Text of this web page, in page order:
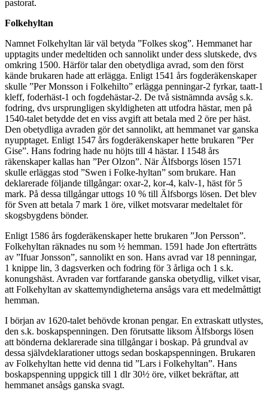
pastorat.
Folkehyltan
Namnet Folkehyltan lär väl betyda ”Folkes skog”. Hemmanet har
upptagits under medeltiden och sannolikt under dess slutskede, dvs
omkring 1500. Härför talar den obetydliga avrad, som den först
kände brukaren hade att erlägga. Enligt 1541 års fogderäkenskaper
skulle ”Per Monsson i Folkehilto” erlägga penningar-2 fyrkar, taatt-1
kleff, foderhäst-1 och fogdehästar-2. De två sistnämnda avsåg s.k.
fodring, dvs ursprungligen skyldigheten att utfodra hästar, men på
1540-talet betydde det en viss avgift att betala med 2 öre per häst.
Den obetydliga avraden gör det sannolikt, att hemmanet var ganska
nyupptaget. Enligt 1547 års fogderäkenskaper hette brukaren ”Per
Gise”. Hans fodring hade nu höjts till 4 hästar. I 1548 års
räkenskaper kallas han ”Per Olzon”. När Älfsborgs lösen 1571
skulle erläggas stod ”Swen i Folke-hyltan” som brukare. Han
deklarerade följande tillgångar: oxar-2, kor-4, kalv-1, häst för 5
mark. På dessa tillgångar uttogs 10 % till Älfsborgs lösen. Det blev
för Sven att betala 7 mark 1 öre, vilket motsvarar medeltalet för
skogsbygdens bönder.
Enligt 1586 års fogderäkenskaper hette brukaren ”Jon Persson”.
Folkehyltan räknades nu som ½ hemman. 1591 hade Jon efterträtts
av ”Ifuar Jonsson”, sannolikt en son. Hans avrad var 18 penningar,
1 knippe lin, 3 dagsverken och fodring för 3 årliga och 1 s.k.
konungshäst. Avraden var fortfarande ganska obetydlig, vilket visar,
att Folkehyltan av skattemyndigheterna ansågs vara ett medelmåttigt
hemman.
I början av 1620-talet behövde kronan pengar. En extraskatt utlystes,
den s.k. boskapspenningen. Den förutsatte liksom Älfsborgs lösen
att bönderna deklarerade sina tillgångar i boskap. På grundval av
dessa självdeklarationer uttogs sedan boskapspenningen. Brukaren
av Folkehyltan hette vid denna tid ”Lars i Folkehyltan”. Hans
boskapspenning uppgick till 1 dlr 30½ öre, vilket bekräftar, att
hemmanet ansågs ganska svagt.